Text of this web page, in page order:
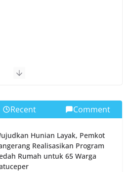
Recent Comment
Hunian Layak, Pemkot
Realisasikan Program
Rumah untuk 65 Warga